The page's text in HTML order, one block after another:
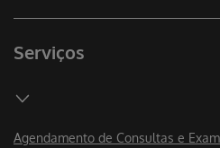
Serviços
Agendamento de Consultas e